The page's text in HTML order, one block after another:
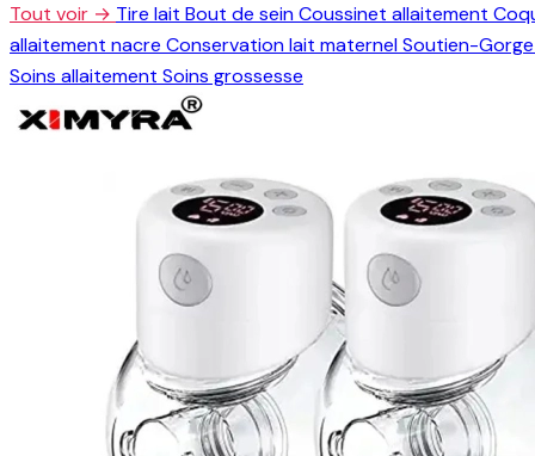
Tout voir → Tire lait Bout de seinCoussinet allaitement
allaitement nacre Conservation lait maternelSoutien-
Soins allaitement Soins grossesse